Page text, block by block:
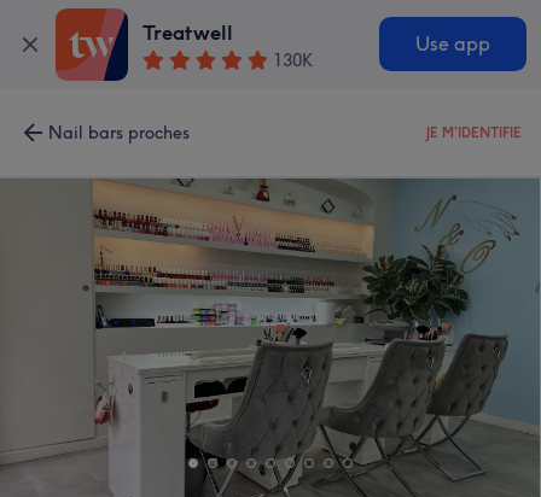
Treatwell
130K
Use app
Nail bars proches JE M'IDENTIFIE